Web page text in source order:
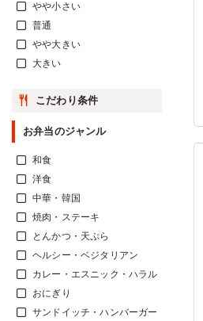
やや小さい
普通
やや大きい
大きい
こだわり条件
お弁当のジャンル
和食
洋食
中華・韓国
焼肉・ステーキ
とんかつ・天ぷら
ヘルシー・ベジタリアン
カレー・エスニック・ハラル
おにぎり
サンドイッチ・ハンバーガー